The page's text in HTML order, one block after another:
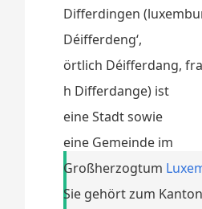
Differdingen
Déifferdeng‘,
örtlich Déifferdang,
h Differdange) ist
eine Stadt sowie
eine Gemeinde im
Großherzogtum
Sie gehört zum